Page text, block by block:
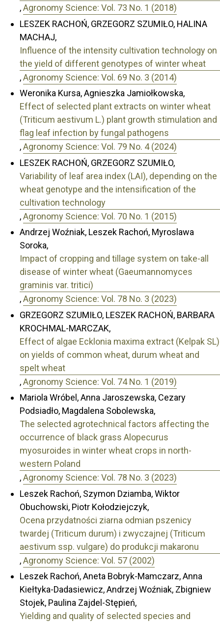
,Agronomy Science: Vol. 73 No. 1 (2018)
LESZEK RACHOŃ, GRZEGORZ SZUMIŁO, HALINA
MACHAJ,
Influence of the intensity cultivation technology on
the yield of different genotypes of winter wheat
,Agronomy Science: Vol. 69 No. 3 (2014)
Weronika Kursa, Agnieszka Jamiołkowska,
Effect of selected plant extracts on winter wheat
(Triticum aestivum L.) plant growth stimulation and
flag leaf infection by fungal pathogens
,Agronomy Science: Vol. 79 No. 4 (2024)
LESZEK RACHOŃ, GRZEGORZ SZUMIŁO,
Variability of leaf area index (LAI), depending on the
wheat genotype and the intensification of the
cultivation technology
,Agronomy Science: Vol. 70 No. 1 (2015)
Andrzej Woźniak, Leszek Rachoń, Myroslawa
Soroka,
Impact of cropping and tillage system on take-all
disease of winter wheat (Gaeumannomyces
graminis var. tritici)
,Agronomy Science: Vol. 78 No. 3 (2023)
GRZEGORZ SZUMIŁO, LESZEK RACHOŃ, BARBARA
KROCHMAL-MARCZAK,
Effect of algae Ecklonia maxima extract (Kelpak SL)
on yields of common wheat, durum wheat and
spelt wheat
,Agronomy Science: Vol. 74 No. 1 (2019)
Mariola Wróbel, Anna Jaroszewska, Cezary
Podsiadło, Magdalena Sobolewska,
The selected agrotechnical factors affecting the
occurrence of black grass Alopecurus
myosuroides in winter wheat crops in north-
western Poland
,Agronomy Science: Vol. 78 No. 3 (2023)
Leszek Rachoń, Szymon Dziamba, Wiktor
Obuchowski, Piotr Kołodziejczyk,
Ocena przydatności ziarna odmian pszenicy
twardej (Triticum durum) i zwyczajnej (Triticum
aestivum ssp. vulgare) do produkcji makaronu
,Agronomy Science: Vol. 57 (2002)
Leszek Rachoń, Aneta Bobryk-Mamczarz, Anna
Kiełtyka-Dadasiewicz, Andrzej Woźniak, Zbigniew
Stojek, Paulina Zajdel-Stępień,
Yielding and quality of selected species and